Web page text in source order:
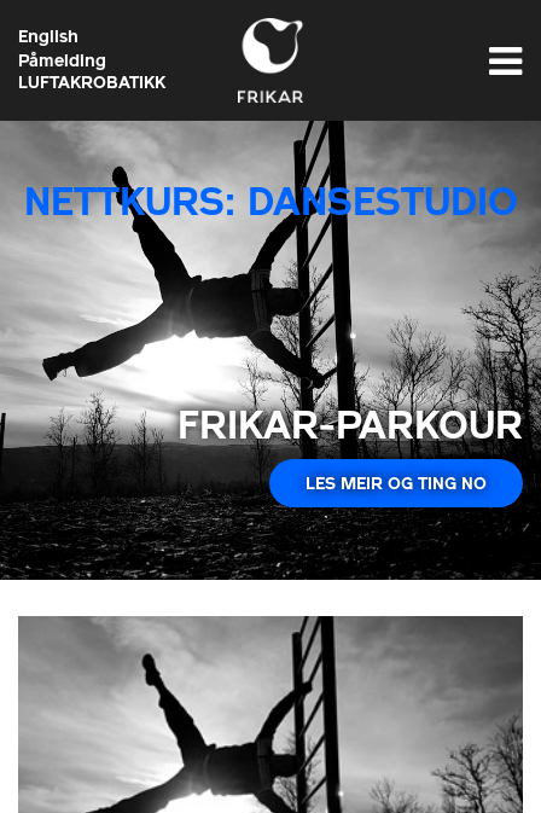
English
Påmelding
LUFTAKROBATIKK
NETTKURS: DANSESTUDIO
FRIKAR-PARKOUR
LES MEIR OG TING NO